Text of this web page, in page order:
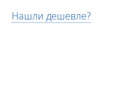
Нашли дешевле?